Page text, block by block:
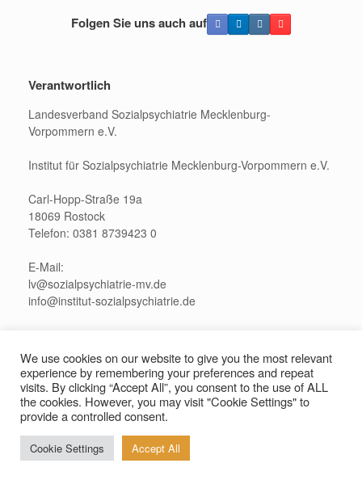
Folgen Sie uns auch auf
Verantwortlich
Landesverband Sozialpsychiatrie Mecklenburg-
Vorpommern e.V.
Institut für Sozialpsychiatrie Mecklenburg-Vorpommern e.V.
Carl-Hopp-Straße 19a
18069 Rostock
Telefon: 0381 8739423 0
E-Mail:
lv@sozialpsychiatrie-mv.de
info@institut-sozialpsychiatrie.de
presse@sozialpsychiatrie-mv.de
Sozialpsychiatrie Mecklenburg-Vorpommern 2021
Datenschutzerklärung
We use cookies on our website to give you the most relevant
experience by remembering your preferences and repeat
visits. By clicking “Accept All”, you consent to the use of ALL
the cookies. However, you may visit "Cookie Settings" to
provide a controlled consent.
Cookie Settings Accept All